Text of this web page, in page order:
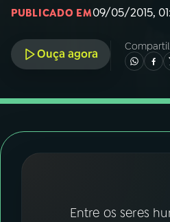
ACOMPANHE A RÁDIO NACIONAL
PUBLICADO EM09/05/2015,
Ouça agora
Entre os seres